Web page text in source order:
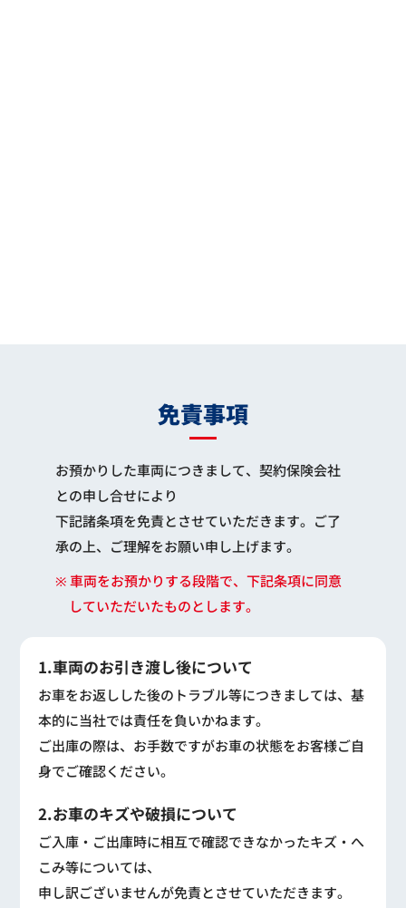
免責事項
お預かりした車両につきまして、契約保険会社
との申し合せにより
下記諸条項を免責とさせていただきます。ご了
承の上、ご理解をお願い申し上げます。
※ 車両をお預かりする段階で、下記条項に同意
していただいたものとします。
1.車両のお引き渡し後について
お車をお返しした後のトラブル等につきましては、基
本的に当社では責任を負いかねます。
ご出庫の際は、お手数ですがお車の状態をお客様ご自
身でご確認ください。
2.お車のキズや破損について
ご入庫・ご出庫時に相互で確認できなかったキズ・へ
こみ等については、
申し訳ございませんが免責とさせていただきます。